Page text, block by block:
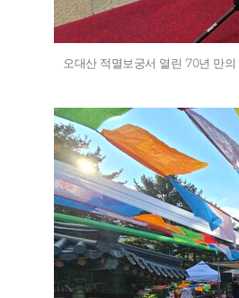
오대산 적멸보궁서 열린 ‘70년 만